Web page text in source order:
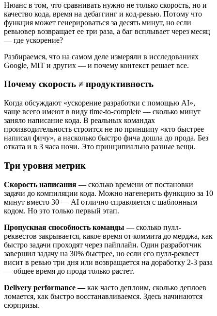
Нюанс в том, что сравнивать нужно не только скорость, но и
качество кода, время на дебаггинг и код-ревью. Потому что
функция может генерироваться за десять минут, но если
ревьювер возвращает ее три раза, а баг всплывает через месяц
— где ускорение?
Разбираемся, что на самом деле измеряли в исследованиях
Google, MIT и других — и почему контекст решает все.
Почему скорость ≠ продуктивность
Когда обсуждают «ускорение разработки с помощью AI»,
чаще всего имеют в виду time-to-complete — сколько минут
заняло написание кода. В реальных командах
производительность строится не по принципу «кто быстрее
написал фичу», а насколько быстро фича дошла до прода. Без
отката и в 3 часа ночи. Это принципиально разные вещи.
Три уровня метрик
Скорость написания — сколько времени от постановки
задачи до компиляции кода. Можно нагенерить функцию за 10
минут вместо 30 — AI отлично справляется с шаблонным
кодом. Но это только первый этап.
Пропускная способность команды — сколько пулл-
реквестов закрывается, какое время от коммита до мерджа, как
быстро задачи проходят через пайплайн. Один разработчик
завершил задачу на 30% быстрее, но если его пулл-реквест
висит в ревью три дня или возвращается на доработку 2-3 раза
— общее время до прода только растет.
Delivery performance —как часто деплоим, сколько деплоев
ломается, как быстро восстанавливаемся. Здесь начинаются
сюрпризы.